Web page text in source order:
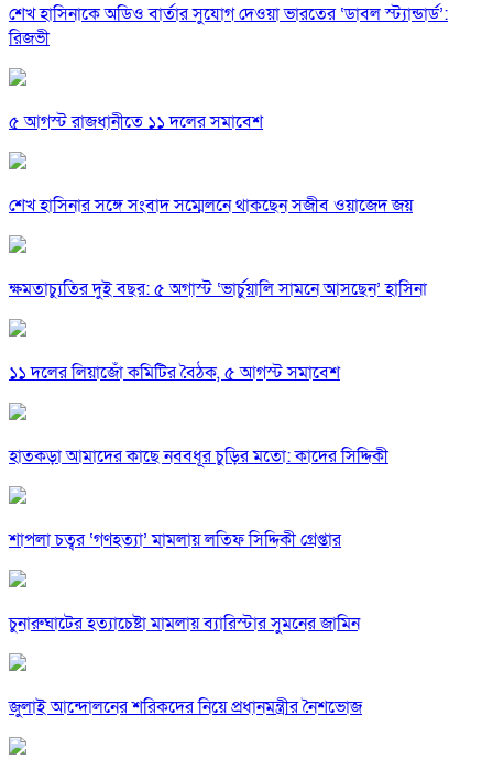
শেখ হাসিনাকে অডিও বার্তার সুযোগ দেওয়া ভারতের ‘ডাবল স্ট্যান্ডার্ড’:
রিজভী
৫ আগস্ট রাজধানীতে ১১ দলের সমাবেশ
শেখ হাসিনার সঙ্গে সংবাদ সম্মেলনে থাকছেন সজীব ওয়াজেদ জয়
ক্ষমতাচ্যুতির দুই বছর: ৫ অগাস্ট ‘ভার্চুয়ালি সামনে আসছেন’ হাসিনা
১১ দলের লিয়াজোঁ কমিটির বৈঠক, ৫ আগস্ট সমাবেশ
হাতকড়া আমাদের কাছে নববধূর চুড়ির মতো: কাদের সিদ্দিকী
শাপলা চত্বর ‘গণহত্যা’ মামলায় লতিফ সিদ্দিকী গ্রেপ্তার
চুনারুঘাটের হত্যাচেষ্টা মামলায় ব্যারিস্টার সুমনের জামিন
জুলাই আন্দোলনের শরিকদের নিয়ে প্রধানমন্ত্রীর নৈশভোজ